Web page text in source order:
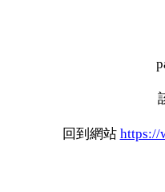
回到網站 https://